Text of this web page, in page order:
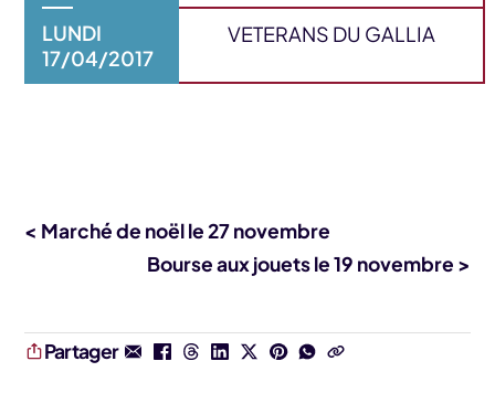
LUNDI
17/04/2017
VETERANS DU GALLIA
< Marché de noël le 27 novembre
Bourse aux jouets le 19 novembre >
Partager